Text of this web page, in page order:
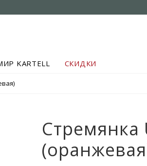
KARTELL СКИДКИ
Стремянка